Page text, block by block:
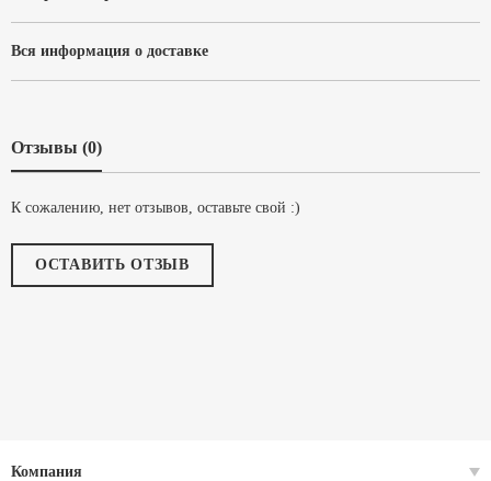
Вся информация о доставке
Отзывы (0)
К сожалению, нет отзывов, оставьте свой :)
ОСТАВИТЬ ОТЗЫВ
Компания